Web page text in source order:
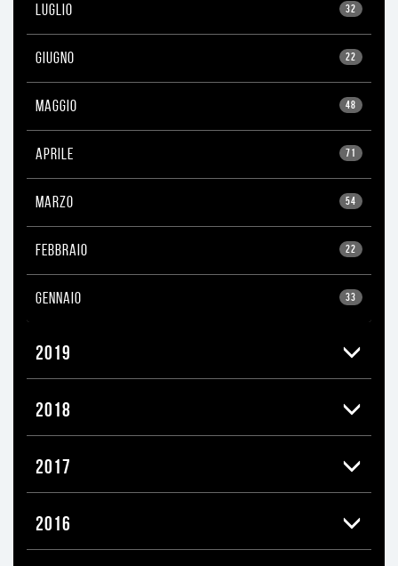
32
LUGLIO
22
GIUGNO
48
MAGGIO
71
APRILE
54
MARZO
22
FEBBRAIO
33
GENNAIO
2019
2018
2017
2016